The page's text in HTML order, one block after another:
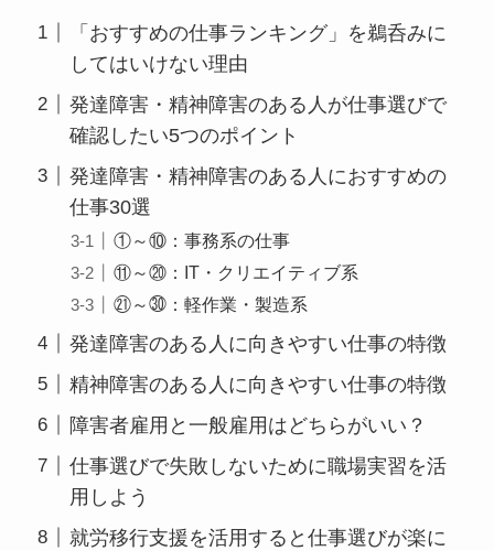
「おすすめの仕事ランキング」を鵜呑みに
してはいけない理由
発達障害・精神障害のある人が仕事選びで
確認したい5つのポイント
発達障害・精神障害のある人におすすめの
仕事30選
①～⑩：事務系の仕事
⑪～⑳：IT・クリエイティブ系
㉑～㉚：軽作業・製造系
発達障害のある人に向きやすい仕事の特徴
精神障害のある人に向きやすい仕事の特徴
障害者雇用と一般雇用はどちらがいい？
仕事選びで失敗しないために職場実習を活
用しよう
就労移行支援を活用すると仕事選びが楽に